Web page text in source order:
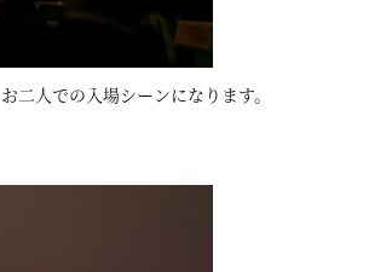
人での入場シーンになります。